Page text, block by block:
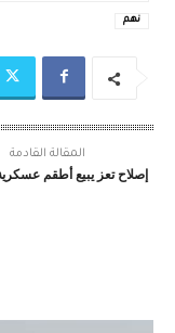
نهم
المقالة القادمة
إصلاح تعز يبيع أطقم